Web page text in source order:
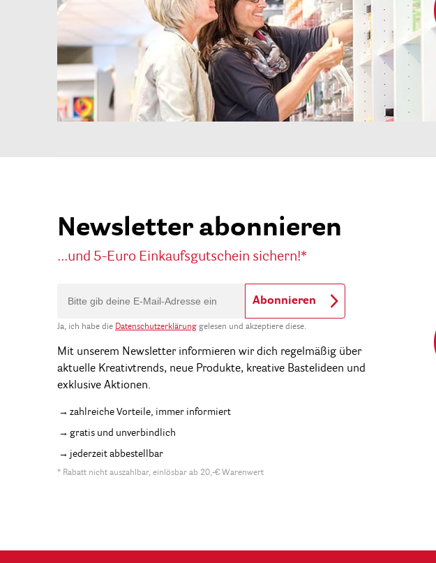
Newsletter abonnieren
...und 5-Euro Einkaufsgutschein sichern!*
Abonnieren
Ja, ich habe die Datenschutzerklärung gelesen und akzeptiere diese.
Mit unserem Newsletter informieren wir dich regelmäßig über
aktuelle Kreativtrends, neue Produkte, kreative Bastelideen und
exklusive Aktionen.
zahlreiche Vorteile, immer informiert
gratis und unverbindlich
jederzeit abbestellbar
* Rabatt nicht auszahlbar, einlösbar ab 20,-€ Warenwert